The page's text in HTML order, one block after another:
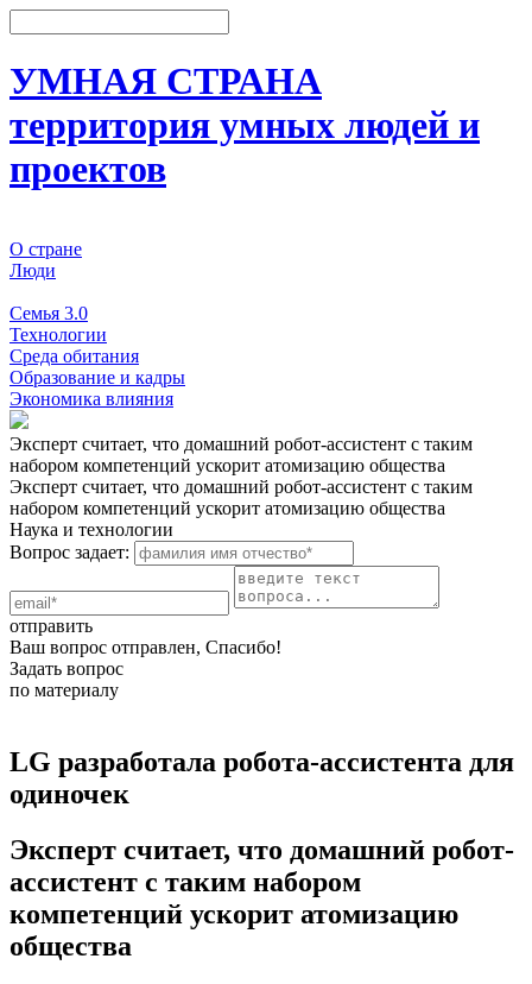
УМНАЯ СТРАНА
территория умных людей и
проектов
О стране
Люди
Семья 3.0
Технологии
Среда обитания
Образование и кадры
Экономика влияния
Эксперт считает, что домашний робот-ассистент с таким
набором компетенций ускорит атомизацию общества
Эксперт считает, что домашний робот-ассистент с таким
набором компетенций ускорит атомизацию общества
Наука и технологии
Вопрос задает:
отправить
Ваш вопрос отправлен, Спасибо!
Задать вопрос
по материалу
LG разработала робота-ассистента для
одиночек
Эксперт считает, что домашний робот-
ассистент с таким набором
компетенций ускорит атомизацию
общества